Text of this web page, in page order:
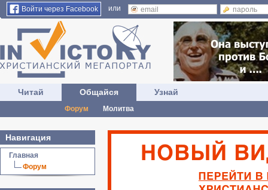
Войти через Facebook или
Читай Общайся
Форум Молитва
Узнай
Навигация
Главная
Форум